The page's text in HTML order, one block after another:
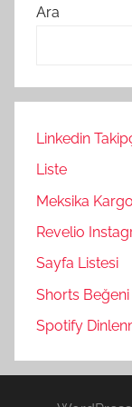
Ara
Linkedin
Liste
Meksika
Revelio
Sayfa Listesi
Shorts Beğeni
Spotify